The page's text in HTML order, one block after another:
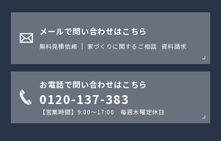
メールで問い合わせはこちら
無料見積依頼 家づくりに関するご相談 資料請求
お電話で問い合わせはこちら
0120-137-383
【営業時間】9:00〜17:00 毎週木曜定休日